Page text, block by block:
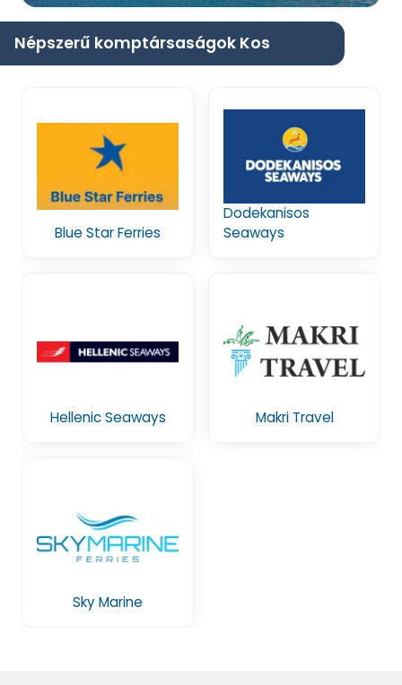
Népszerű komptársaságok Kos
Blue Star Ferries
Dodekanisos
Seaways
Hellenic Seaways Makri Travel
Sky Marine